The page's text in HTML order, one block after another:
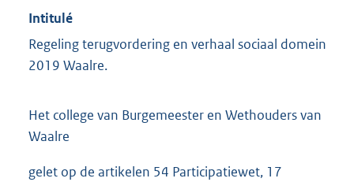
Intitulé
Regeling terugvordering en verhaal sociaal domein
2019 Waalre.
Het college van Burgemeester en Wethouders van
Waalre
gelet op de artikelen 54 Participatiewet, 17